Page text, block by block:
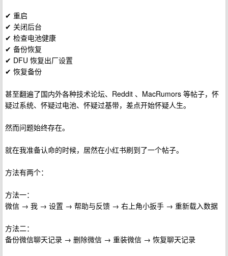
✔ 重启
✔ 关闭后台
✔ 检查电池健康
✔ 备份恢复
✔ DFU 恢复出厂设置
✔ 恢复备份
甚至翻遍了国内外各种技术论坛、Reddit 、MacRumors 等帖子，怀
疑过系统、怀疑过电池、怀疑过基带，差点开始怀疑人生。
然而问题始终存在。
就在我准备认命的时候，居然在小红书刷到了一个帖子。
方法有两个：
方法一：
微信 → 我 → 设置 → 帮助与反馈 → 右上角小扳手 → 重新载入数据
方法二：
备份微信聊天记录 → 删除微信 → 重装微信 → 恢复聊天记录